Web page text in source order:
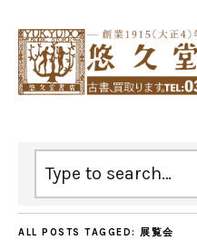
ALL POSTS TAGGED: 展覧会